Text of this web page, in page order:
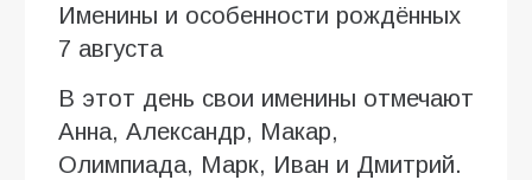
Именины и особенности рождённых
7 августа
В этот день свои именины отмечают
Анна, Александр, Макар,
Олимпиада, Марк, Иван и Дмитрий.